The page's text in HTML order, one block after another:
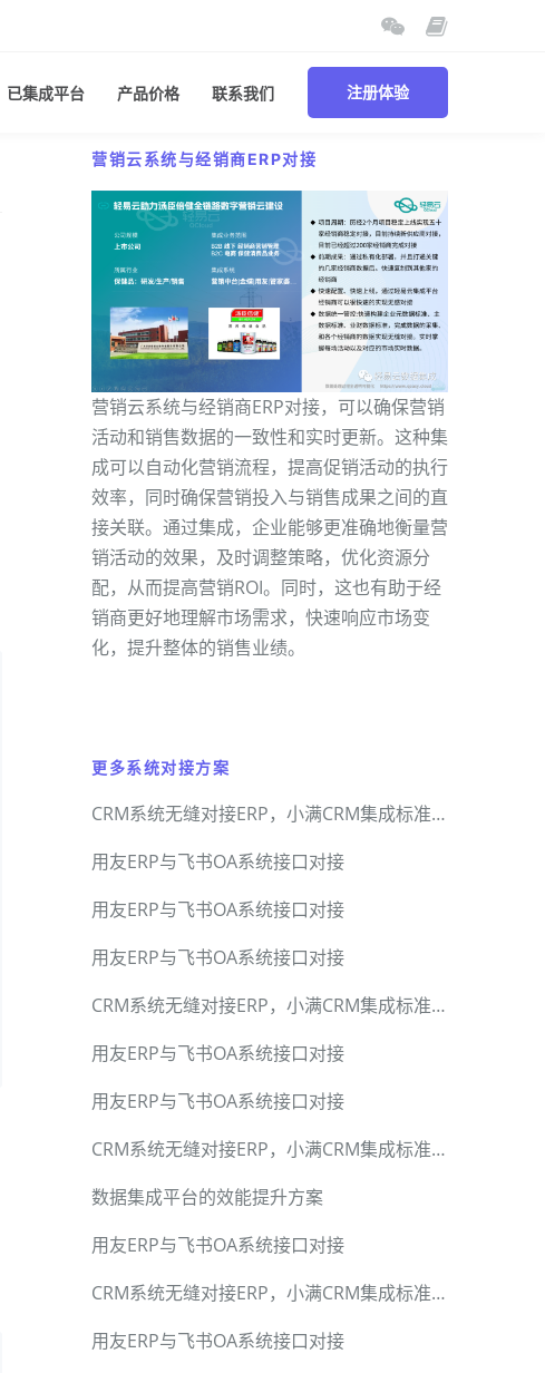
已集成平台 产品价格 联系我们 注册体验
营销云系统与经销商ERP对接
营销云系统与经销商ERP对接，可以确保营销
活动和销售数据的一致性和实时更新。这种集
成可以自动化营销流程，提高促销活动的执行
效率，同时确保营销投入与销售成果之间的直
接关联。通过集成，企业能够更准确地衡量营
销活动的效果，及时调整策略，优化资源分
配，从而提高营销ROI。同时，这也有助于经
销商更好地理解市场需求，快速响应市场变
化，提升整体的销售业绩。
更多系统对接方案
CRM系统无缝对接ERP，小满CRM集成标准套件
用友ERP与飞书OA系统接口对接
用友ERP与飞书OA系统接口对接
用友ERP与飞书OA系统接口对接
CRM系统无缝对接ERP，小满CRM集成标准套件
用友ERP与飞书OA系统接口对接
用友ERP与飞书OA系统接口对接
CRM系统无缝对接ERP，小满CRM集成标准套件
数据集成平台的效能提升方案
用友ERP与飞书OA系统接口对接
CRM系统无缝对接ERP，小满CRM集成标准套件
用友ERP与飞书OA系统接口对接